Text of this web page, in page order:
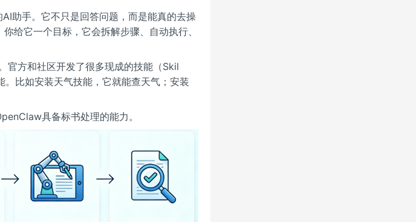
助手。它不只是回答问题，而是能真的去操
给它一个目标，它会拆解步骤、自动执行、
官方和社区开发了很多现成的技能（Skil
比如安装天气技能，它就能查天气；安装
具备标书处理的能力。